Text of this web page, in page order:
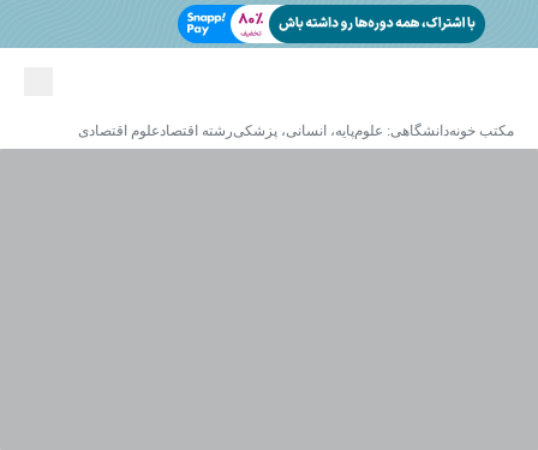
مکتب خونهدانشگاهی: علوم‌پایه، انسانی، پزشکیرشته اقتصادعلوم اقتصادی